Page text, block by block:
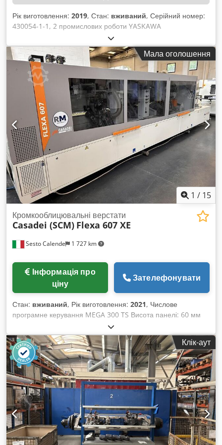
всьому світу.
Рік виготовлення: 2019, Стан: вживаний, Серійний номер:
430054-1-1, 2 промислових роботи YASKAWA
MA1440/MH12, кожен з блоком управління DX200, серійні
номери: 193423 / 193421, кожен з механізмом подачі дроту,
змінною палетою, поворотним столом, захисним кожухом,
пультом дистанційного керування, кожухом з верхнім
люком, системою світлових барьеів, у комплекті: 1
металева полиця, приблизно 100x100x150 см, 1 робочий
стіл, приблизно 100x100x100 см. Dedpszqzdcjfx Abnskr
Мала оголошення
1 / 15
Sesto Calende 1 727 km
Кромкооблицювальні верстати
Casadei (SCM) Flexa 607 XE
ціну
Зателефонувати
Стан: вживаний, Рік виготовлення: 2021, Числове
програмне керування MEGA 300 TS Висота панелі: 60 мм
PVC/ABS: до 3 мм Швидкість подачі: до 22 м/хв Електронно
регульована робоча висота за допомогою ЧПК
Моторизована гумова стрічка з посиленим притиском
Система подачі для малих панелей Спрямовуюча опора
панелі з електронним регулюванням за допомогою ЧПК
Боковий роликовий конвеєр з вільнокатаними роликами для
підтримки панелі Антипригарна група Вирівнюючий вузол з
двома електронно регульованими двигунами від ЧПК
Пластина-утримувач для делікатних крайок Магазин для
крайки на 2 позиції Наклеювальний вузол для EVA-клею з
баком для клею та попереднім розплавлювачем Група
притиску крайки на прямолінійних профілях з електронно
Клік-аут